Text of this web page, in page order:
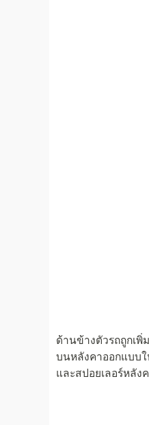
ด้านข้างตัวรถถูกเ
บนหลังคาออกแบบ
และสปอยเลอร์หลัง